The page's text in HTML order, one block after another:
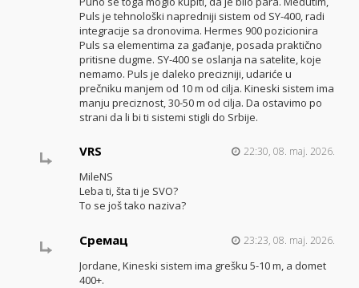
Puls je tehnološki napredniji sistem od SY-400, radi
integracije sa dronovima. Hermes 900 pozicionira
Puls sa elementima za gađanje, posada praktično
pritisne dugme. SY-400 se oslanja na satelite, koje
nemamo. Puls je daleko precizniji, udariće u
prečniku manjem od 10 m od cilja. Kineski sistem ima
manju preciznost, 30-50 m od cilja. Da ostavimo po
strani da li bi ti sistemi stigli do Srbije.
VRS 22:30, 08. maj. 2026.
MileNS
Leba ti, šta ti je SVO?
To se još tako naziva?
Сремац 23:23, 08. maj. 2026.
Jordane, Kineski sistem ima grešku 5-10 m, a domet
400+.